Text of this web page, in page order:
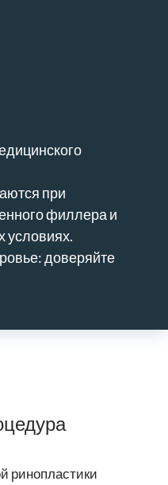
при
филлера и
условиях.
доверяйте
ринопластики